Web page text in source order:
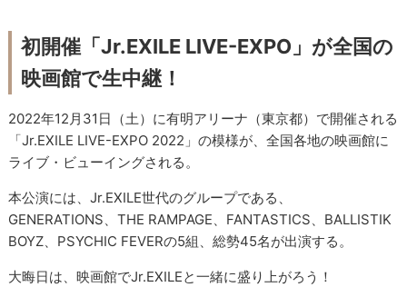
初開催「Jr.EXILE LIVE-EXPO」が全国の
映画館で生中継！
2022年12月31日（土）に有明アリーナ（東京都）で開催される
「Jr.EXILE LIVE-EXPO 2022」の模様が、全国各地の映画館に
ライブ・ビューイングされる。
本公演には、Jr.EXILE世代のグループである、
GENERATIONS、THE RAMPAGE、FANTASTICS、BALLISTIK
BOYZ、PSYCHIC FEVERの5組、総勢45名が出演する。
大晦日は、映画館でJr.EXILEと一緒に盛り上がろう！